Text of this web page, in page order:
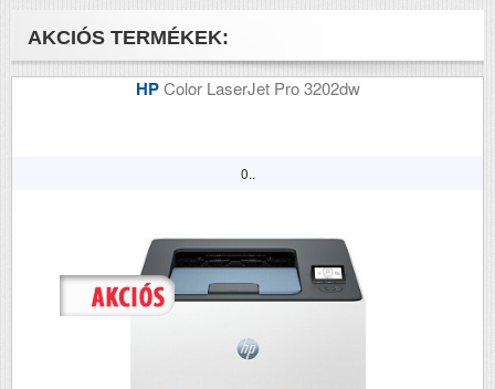
Havi terhelhetőség
(oldal/hó)
3500
Szkennelés
i
AKCIÓS TERMÉKEK:
HPColor LaserJet Pro 3202dw
0..